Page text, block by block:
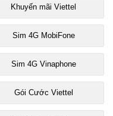
Khuyến mãi Viettel
Sim 4G MobiFone
Sim 4G Vinaphone
Gói Cước Viettel